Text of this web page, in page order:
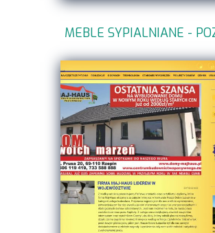
MEBLE SYPIALNIANE -